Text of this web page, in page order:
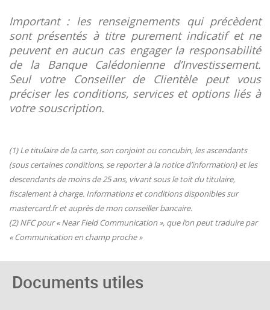
Important : les renseignements qui précèdent
sont présentés à titre purement indicatif et ne
peuvent en aucun cas engager la responsabilité
de la Banque Calédonienne d’Investissement.
Seul votre Conseiller de Clientèle peut vous
préciser les conditions, services et options liés à
votre souscription.
(1) Le titulaire de la carte, son conjoint ou concubin, les ascendants
(sous certaines conditions, se reporter à la notice d’information) et les
descendants de moins de 25 ans, vivant sous le toit du titulaire,
fiscalement à charge. Informations et conditions disponibles sur
mastercard.fr et auprès de mon conseiller bancaire.
(2) NFC pour « Near Field Communication », que l’on peut traduire par
« Communication en champ proche »
Documents utiles